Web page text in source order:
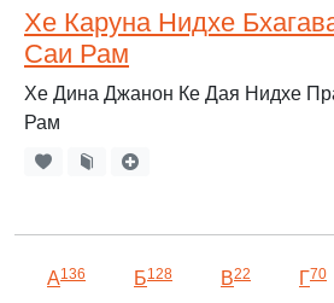
Хе Каруна Нидхе
Саи Рам
Хе Дина Джанон Ке Дая Нидхе
Рам
А136 Б128 В22 Г70